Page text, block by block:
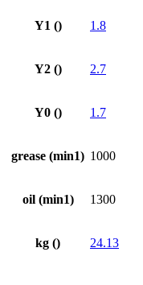
Y1 () 1.8
Y2 () 2.7
Y0 () 1.7
grease (min1) 1000
oil (min1) 1300
kg () 24.13